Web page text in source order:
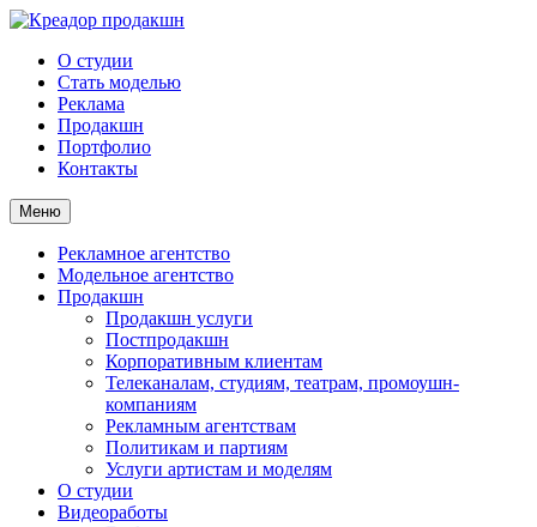
О студии
Стать моделью
Реклама
Продакшн
Портфолио
Контакты
Меню
Рекламное агентство
Модельное агентство
Продакшн
Продакшн услуги
Постпродакшн
Корпоративным клиентам
Телеканалам, студиям, театрам, промоушн-
компаниям
Рекламным агентствам
Политикам и партиям
Услуги артистам и моделям
О студии
Видеоработы